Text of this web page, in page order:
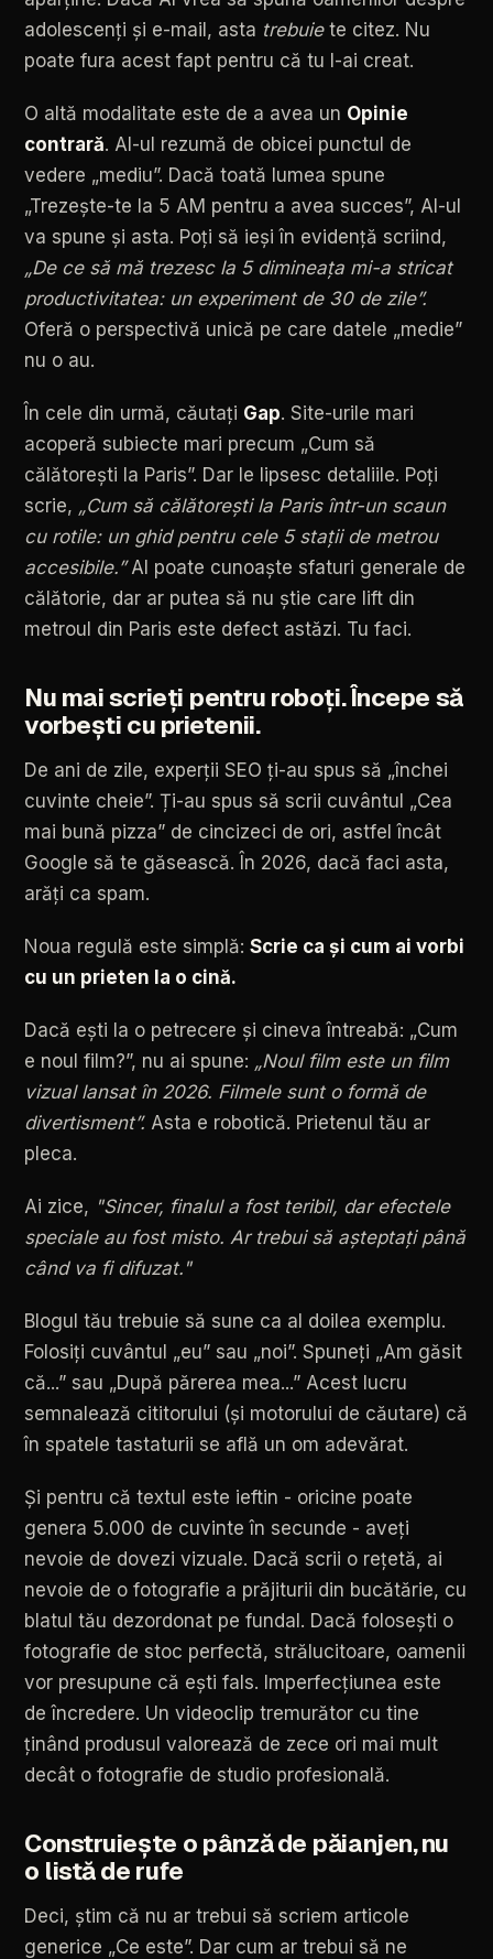
adolescenți și e-mail, asta trebuie te citez. Nu
poate fura acest fapt pentru că tu l-ai creat.
O altă modalitate este de a avea un Opinie
contrară. AI-ul rezumă de obicei punctul de
vedere „mediu”. Dacă toată lumea spune
„Trezește-te la 5 AM pentru a avea succes”, AI-ul
va spune și asta. Poți să ieși în evidență scriind,
„De ce să mă trezesc la 5 dimineața mi-a stricat
productivitatea: un experiment de 30 de zile”.
Oferă o perspectivă unică pe care datele „medie”
nu o au.
În cele din urmă, căutați Gap. Site-urile mari
acoperă subiecte mari precum „Cum să
călătorești la Paris”. Dar le lipsesc detaliile. Poți
scrie, „Cum să călătorești la Paris într-un scaun
cu rotile: un ghid pentru cele 5 stații de metrou
accesibile.” AI poate cunoaște sfaturi generale de
călătorie, dar ar putea să nu știe care lift din
metroul din Paris este defect astăzi. Tu faci.
Nu maiscrieți pentru roboți.Începe să
vorbești cu prietenii.
De ani de zile, experții SEO ți-au spus să „închei
cuvinte cheie”. Ți-au spus să scrii cuvântul „Cea
mai bună pizza” de cincizeci de ori, astfel încât
Google să te găsească. În 2026, dacă faci asta,
arăți ca spam.
Noua regulă este simplă: Scrie ca și cum ai vorbi
cu un prieten la o cină.
Dacă ești la o petrecere și cineva întreabă: „Cum
e noul film?”, nu ai spune: „Noul film este un film
vizual lansat în 2026. Filmele sunt o formă de
divertisment”. Asta e robotică. Prietenul tău ar
pleca.
Ai zice, "Sincer, finalul a fost teribil, dar efectele
speciale au fost misto. Ar trebui să așteptați până
când va fi difuzat."
Blogul tău trebuie să sune ca al doilea exemplu.
Folosiți cuvântul „eu” sau „noi”. Spuneți „Am găsit
că...” sau „După părerea mea...” Acest lucru
semnalează cititorului (și motorului de căutare) că
în spatele tastaturii se află un om adevărat.
Și pentru că textul este ieftin - oricine poate
genera 5.000 de cuvinte în secunde - aveți
nevoie de dovezi vizuale. Dacă scrii o rețetă, ai
nevoie de o fotografie a prăjiturii din bucătărie, cu
blatul tău dezordonat pe fundal. Dacă folosești o
fotografie de stoc perfectă, strălucitoare, oamenii
vor presupune că ești fals. Imperfecțiunea este
de încredere. Un videoclip tremurător cu tine
ținând produsul valorează de zece ori mai mult
decât o fotografie de studio profesională.
Construiește o pânzăde păianjen,nu
o listăde rufe
Deci, știm că nu ar trebui să scriem articole
generice „Ce este”. Dar cum ar trebui să ne